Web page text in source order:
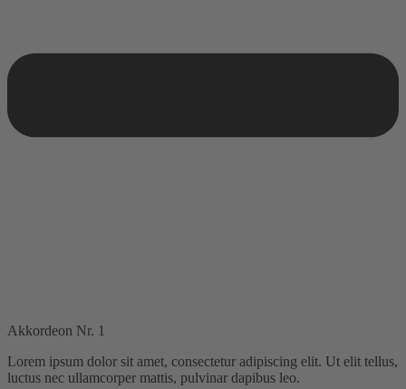
Akkordeon Nr. 1
Lorem ipsum dolor sit amet, consectetur adipiscing elit. Ut elit tellus,
luctus nec ullamcorper mattis, pulvinar dapibus leo.